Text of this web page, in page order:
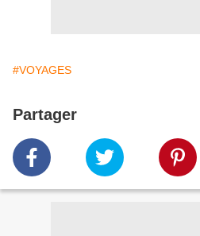
#VOYAGES
Partager